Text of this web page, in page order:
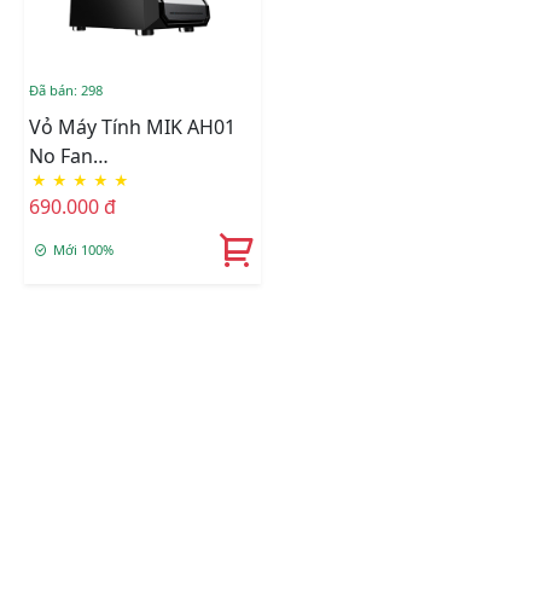
Đã bán: 298
Vỏ Máy Tính MIK AH01
No Fan
(Đen/Trắng/Hồng)
★ ★ ★ ★ ★
690.000 đ
Mới 100%